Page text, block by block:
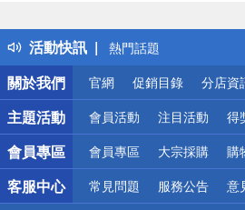
活動快訊
得獎公告
熱門話題
銀行優惠
偏遠地區配送
詐騙網頁！請小心！
關於我們
官網 促銷目錄 分店資
主題活動 會員活動 注目活動 得
會員專區 會員專區 大宗採購 購
客服中心 常見問題 服務公告 意